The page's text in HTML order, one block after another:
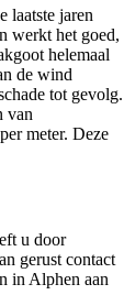
laatste jaren
werkt het goed,
helemaal
de wind
tot gevolg.
van
meter. Deze
u door
gerust contact
in Alphen aan